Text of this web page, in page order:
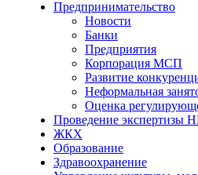
Предпринимательство
Новости
Банки
Предприятия
Корпорация МСП
Развитие
Неформальная
Оценка
Проведение экспертизы
ЖКХ
Образование
Здравоохранение